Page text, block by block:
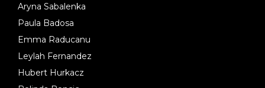
Aryna Sabalenka
Paula Badosa
Emma Raducanu
Leylah Fernandez
Hubert Hurkacz